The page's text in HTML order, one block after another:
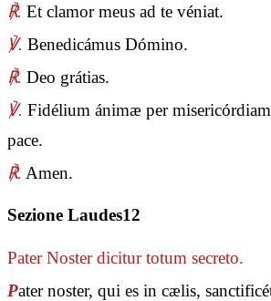
℟. Et clamor meus ad te véniat.
℣. Benedicámus Dómino.
℟. Deo grátias.
℣. Fidélium ánimæ per
pace.
℟. Amen.
Sezione Laudes12
Pater Nosterdicitur totum secreto.
Pater noster, qui es in cælis,